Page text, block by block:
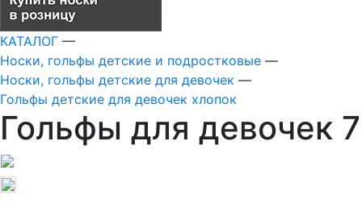
КАТАЛОГ —
Носки, гольфы детские и подростковые —
Носки, гольфы детские для девочек —
Гольфы детские для девочек хлопок
Гольфы для девочек